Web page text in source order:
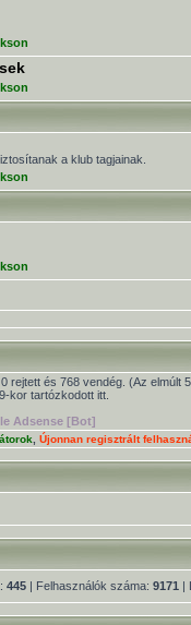
a klub tagjainak.
rejtett és 768 vendég. (Az elmúlt
kor tartózkodott itt.
Adsense [Bot]
Újonnan regisztrált
445 | Felhasználók száma: 9171 |